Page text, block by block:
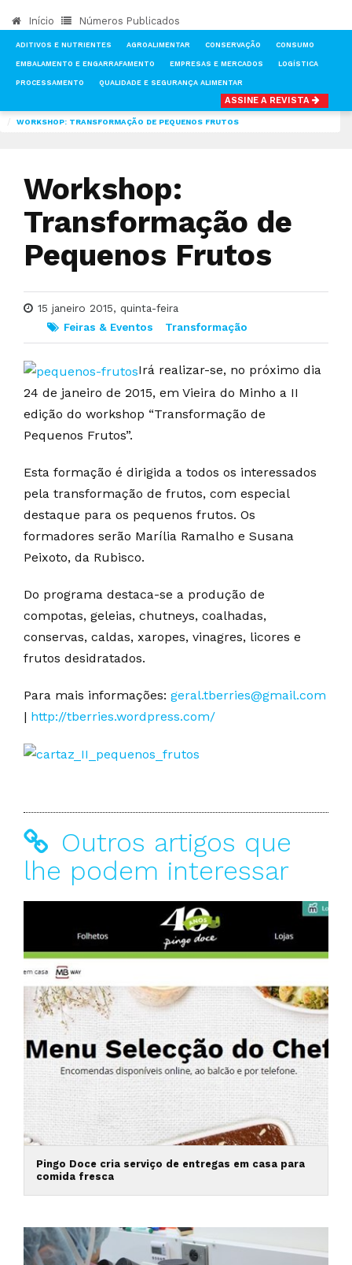
Início Números Publicados
ADITIVOS E NUTRIENTES AGROALIMENTAR CONSERVAÇÃO CONSUMO
EMBALAMENTO E ENGARRAFAMENTO EMPRESAS E MERCADOS LOGÍSTICA
PROCESSAMENTO QUALIDADE E SEGURANÇA ALIMENTAR
ASSINE A REVISTA
WORKSHOP: TRANSFORMAÇÃO DE PEQUENOS FRUTOS
Workshop:
Transformação de
Pequenos Frutos
15 janeiro 2015, quinta-feira
Feiras & Eventos
Transformação
Irá realizar-se, no próximo dia
24 de janeiro de 2015, em Vieira do Minho a II
edição do workshop “Transformação de
Pequenos Frutos”.
Esta formação é dirigida a todos os interessados
pela transformação de frutos, com especial
destaque para os pequenos frutos. Os
formadores serão Marília Ramalho e Susana
Peixoto, da Rubisco.
Do programa destaca-se a produção de
compotas, geleias, chutneys, coalhadas,
conservas, caldas, xaropes, vinagres, licores e
frutos desidratados.
Para mais informações: geral.tberries@gmail.com
| http://tberries.wordpress.com/
Outros artigos que
lhe podem interessar
Pingo Doce cria serviço de entregas em casa para
comida fresca